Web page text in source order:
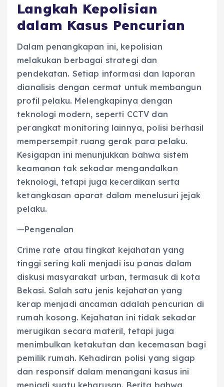
Langkah Kepolisian
dalam Kasus Pencurian
Dalam penangkapan ini, kepolisian
melakukan berbagai strategi dan
pendekatan. Setiap informasi dan laporan
dianalisis dengan cermat untuk membangun
profil pelaku. Melengkapinya dengan
teknologi modern, seperti CCTV dan
perangkat monitoring lainnya, polisi berhasil
mempersempit ruang gerak para pelaku.
Kesigapan ini menunjukkan bahwa sistem
keamanan tak sekadar mengandalkan
teknologi, tetapi juga kecerdikan serta
ketangkasan aparat dalam menelusuri jejak
pelaku.
—Pengenalan
Crime rate atau tingkat kejahatan yang
tinggi sering kali menjadi isu panas dalam
diskusi masyarakat urban, termasuk di kota
Bekasi. Salah satu jenis kejahatan yang
kerap menjadi ancaman adalah pencurian di
rumah kosong. Kejahatan ini tidak sekadar
merugikan secara materil, tetapi juga
menimbulkan ketakutan dan kecemasan bagi
pemilik rumah. Kehadiran polisi yang sigap
dan responsif dalam menangani kasus ini
menjadi suatu keharusan. Berita bahwa